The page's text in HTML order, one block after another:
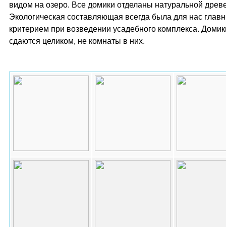
видом на озеро. Все домики отделаны натуральной
Экологическая составляющая всегда была для нас
критерием при возведении усадебного комплекса.
сдаются целиком, не комнаты в них.